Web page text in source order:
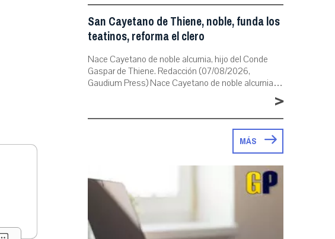
San Cayetano de Thiene, noble, funda los
teatinos, reforma el clero
Nace Cayetano de noble alcurnia, hijo del Conde
Gaspar de Thiene. Redacción (07/08/2026,
Gaudium Press) Nace Cayetano de noble alcurnia…
>
MÁS